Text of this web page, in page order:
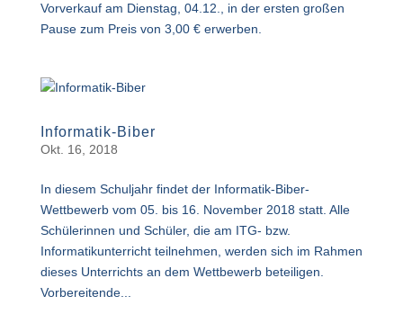
Vorverkauf am Dienstag, 04.12., in der ersten großen
Pause zum Preis von 3,00 € erwerben.
Informatik-Biber
Okt. 16, 2018
In diesem Schuljahr findet der Informatik-Biber-
Wettbewerb vom 05. bis 16. November 2018 statt. Alle
Schülerinnen und Schüler, die am ITG- bzw.
Informatikunterricht teilnehmen, werden sich im Rahmen
dieses Unterrichts an dem Wettbewerb beteiligen.
Vorbereitende...